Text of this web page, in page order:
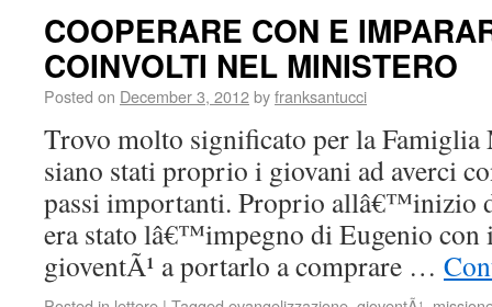
COOPERARE CON E
COINVOLTI NEL MINISTERO
Posted on December 3, 2012byfranksantucci
Trovo molto significato per la Famiglia
siano stati proprio i giovani ad averci
passi importanti. Proprio allâ€™inizio
era stato lâ€™impegno di Eugenio
gioventÃ¹ a portarlo a comprare …